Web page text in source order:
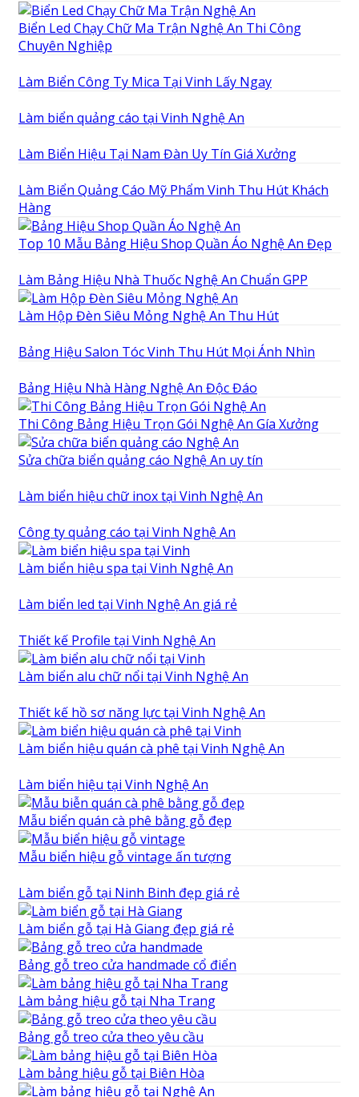
Biển Led Chạy Chữ Ma Trận Nghệ An Thi Công
Chuyên Nghiệp
Làm Biển Công Ty Mica Tại Vinh Lấy Ngay
Làm biển quảng cáo tại Vinh Nghệ An
Làm Biển Hiệu Tại Nam Đàn Uy Tín Giá Xưởng
Làm Biển Quảng Cáo Mỹ Phẩm Vinh Thu Hút Khách
Hàng
Top 10 Mẫu Bảng Hiệu Shop Quần Áo Nghệ An Đẹp
Làm Bảng Hiệu Nhà Thuốc Nghệ An Chuẩn GPP
Làm Hộp Đèn Siêu Mỏng Nghệ An Thu Hút
Bảng Hiệu Salon Tóc Vinh Thu Hút Mọi Ánh Nhìn
Bảng Hiệu Nhà Hàng Nghệ An Độc Đáo
Thi Công Bảng Hiệu Trọn Gói Nghệ An Gía Xưởng
Sửa chữa biển quảng cáo Nghệ An uy tín
Làm biển hiệu chữ inox tại Vinh Nghệ An
Công ty quảng cáo tại Vinh Nghệ An
Làm biển hiệu spa tại Vinh Nghệ An
Làm biển led tại Vinh Nghệ An giá rẻ
Thiết kế Profile tại Vinh Nghệ An
Làm biển alu chữ nổi tại Vinh Nghệ An
Thiết kế hồ sơ năng lực tại Vinh Nghệ An
Làm biển hiệu quán cà phê tại Vinh Nghệ An
Làm biển hiệu tại Vinh Nghệ An
Mẫu biển quán cà phê bằng gỗ đẹp
Mẫu biển hiệu gỗ vintage ấn tượng
Làm biển gỗ tại Ninh Binh đẹp giá rẻ
Làm biển gỗ tại Hà Giang đẹp giá rẻ
Bảng gỗ treo cửa handmade cổ điển
Làm bảng hiệu gỗ tại Nha Trang
Bảng gỗ treo cửa theo yêu cầu
Làm bảng hiệu gỗ tại Biên Hòa